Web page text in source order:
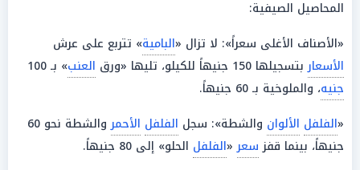
المحاصيل الصيفية:
«الأصناف الأغلى سعراً»: لا تزال «البامية» تتربع على عرش
الأسعاربتسجيلها 150 جنيهاً للكيلو، تليها «ورق العنب» بـ 100
جنيه، والملوخية بـ 60 جنيهاً.
«الفلفل الألوان والشطة»: سجل الفلفل الأحمر
والشطة نحو 60
جنيهاً، بينما قفزسعر«الفلفل الحلو» إلى 80 جنيهاً.